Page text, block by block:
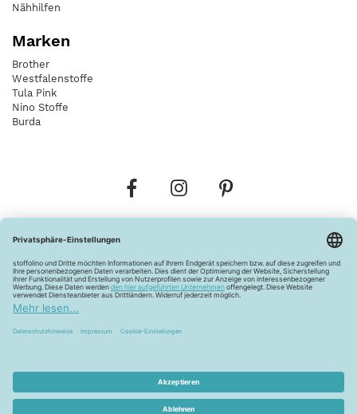
Nähhilfen
Marken
Brother
Westfalenstoffe
Tula Pink
Nino Stoffe
Burda
Widerrufsbelehrung Vertrag widerrufen
Barrierefreiheitserklärung
Pflegehinweise